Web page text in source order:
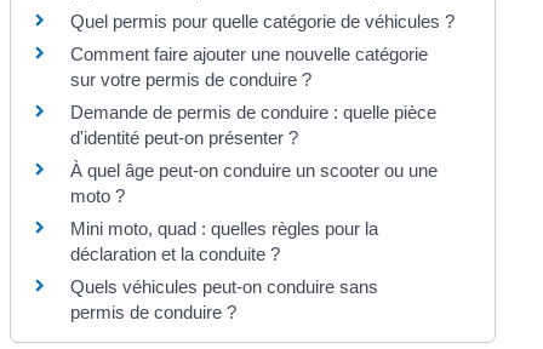
Quel permis pour quelle catégorie de véhicules ?
Comment faire ajouter une nouvelle catégorie
sur votre permis de conduire ?
Demande de permis de conduire : quelle pièce
d'identité peut-on présenter ?
À quel âge peut-on conduire un scooter ou une
moto ?
Mini moto, quad : quelles règles pour la
déclaration et la conduite ?
Quels véhicules peut-on conduire sans
permis de conduire ?